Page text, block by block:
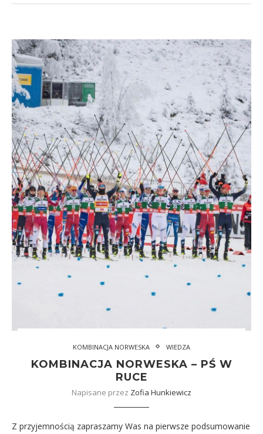
KOMBINACJA NORWESKA WIEDZA
KOMBINACJA NORWESKA – PŚ W
RUCE
Napisane przez Zofia Hunkiewicz
Z przyjemnością zapraszamy Was na pierwsze podsumowanie